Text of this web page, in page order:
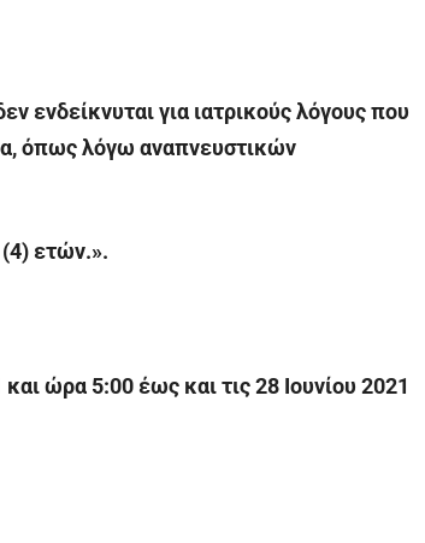
ενδείκνυται για ιατρικούς λόγους που
όπως λόγω αναπνευστικών
ετών.».
ώρα 5:00 έως και τις 28 Ιουνίου 2021